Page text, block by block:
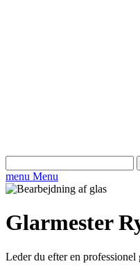
efter:
menu Menu
Glarmester
Leder du efter en